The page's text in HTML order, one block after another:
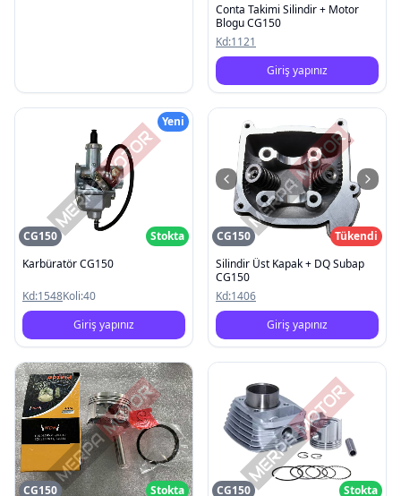
Conta Takimi Silindir + Motor
Blogu CG150
Kd:1121
Giriş yapınız
Yeni
CG150
Stokta
Karbüratör CG150
Kd:1548Koli:40
Giriş yapınız
CG150
Tükendi
Silindir Üst Kapak + DQ Subap
CG150
Kd:1406
Giriş yapınız
CG150 Stokta CG150 Stokta